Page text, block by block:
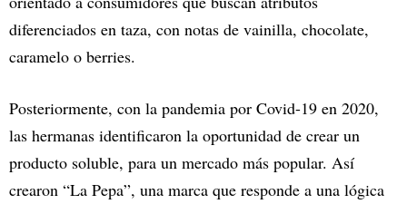
diferenciados en taza, con notas de vainilla, chocolate,
caramelo o berries.
Posteriormente, con la pandemia por Covid-19 en 2020,
las hermanas identificaron la oportunidad de crear un
producto soluble, para un mercado más popular. Así
crearon “La Pepa”, una marca que responde a una lógica